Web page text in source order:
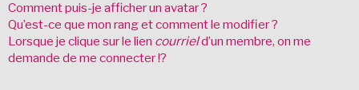
Comment puis-je afficher un avatar ?
Qu’est-ce que mon rang et comment le modifier ?
Lorsque je clique sur le lien courrield’un membre, on me
demande de me connecter !?